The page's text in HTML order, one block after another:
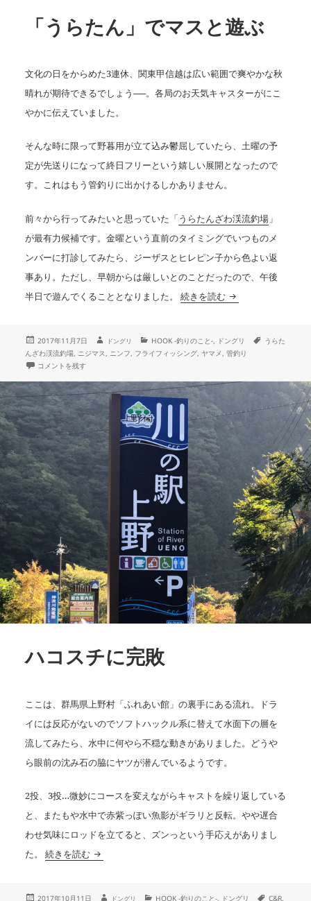
「うらたん」でマスと遊ぶ
文化の日をからめた3連休、関東甲信越は広い範囲で爽やかな秋
晴れが期待できるでしょう──。各局のお天気キャスターがにこ
やかに伝えていました。
そんな時に限って野暮用が立て込み鬱屈していたら、土曜の予
定が先送りになって終日フリーという嬉しい展開となったので
す。これはもう管釣りに出かけるしかありません。
前々から行ってみたいと思っていた「うらたんざわ渓流釣場」
が最有力候補です。金曜という直前のタイミングでいつものメ
ンバーに打診してみたら、ジーザスとヒレピン子から色よい返
事あり。ただし、早朝からは厳しいとのことだったので、午後
半日で遊んでくることとなりました。 続きを読む 「うらたん」でマ
投
日:
2017年11月7日
成
者
ドングリ
カ
ゴ
HOOK -釣りのこと-, ドングリ
タ
グ
うらた
んざわ渓流釣場, ニジマス, ニンフ, フライフィッシング, ヤマメ, 管釣り
「うらたん」でマスと遊ぶ に
コメントを残す
ハコスチに完敗
ここは、群馬県上野村「ふれあい館」の裏手にある流れ。ドラ
イには反応がないのでソフトハックル系に替えて水面下の層を
流してみたら、水中に何やら不穏な動きがありました。どうや
ら眼前の沈み石の脇にヤツが潜んでいるようです。
2投、3投…微妙にコースを変えながらキャストを繰り返している
と、またもや水中で赤紫っぽい魚影がギラリと反転。やや遅合
わせ気味にロッドを立てると、ズンっという手応えがありまし
た。 続きを読む ハコスチに完敗
投
2017年10月11日
作ドングリ
カ
HOOK -釣りのこと-, ドングリ
タ
C&R,